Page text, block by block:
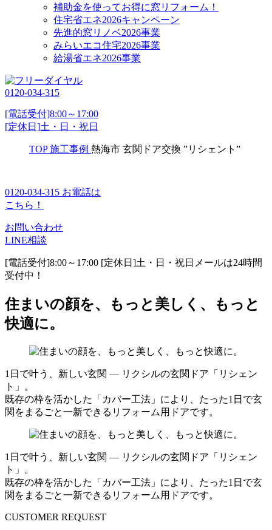
補助金を使ってお得に窓リフォーム！
住宅省エネ2026キャンペーン
先進的窓リノベ2026事業
みらいエコ住宅2026事業
給湯省エネ2026事業
0120-034-315
[電話受付]8:00～17:00
[定休日]土・日・祝日
TOP 施工事例 熱海市 玄関ドア交換 ”リシェント”
0120-034-315 お電話は
こちら！
お問い合わせ
LINE相談
[電話受付]8:00～17:00 [定休日]土・日・祝日 メールは24時間
受付中！
住まいの顔を、もっと美しく、もっと
快適に。
1日で叶う、新しい玄関 ― リクシルの玄関ドア「リシェン
ト」。
既存の枠を活かした「カバー工法」により、たった1日で玄
関をまるごと一新できるリフォーム用ドアです。
1日で叶う、新しい玄関 ― リクシルの玄関ドア「リシェン
ト」。
既存の枠を活かした「カバー工法」により、たった1日で玄
関をまるごと一新できるリフォーム用ドアです。
CUSTOMER REQUEST